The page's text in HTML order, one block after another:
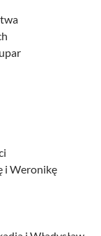
i Weronikę